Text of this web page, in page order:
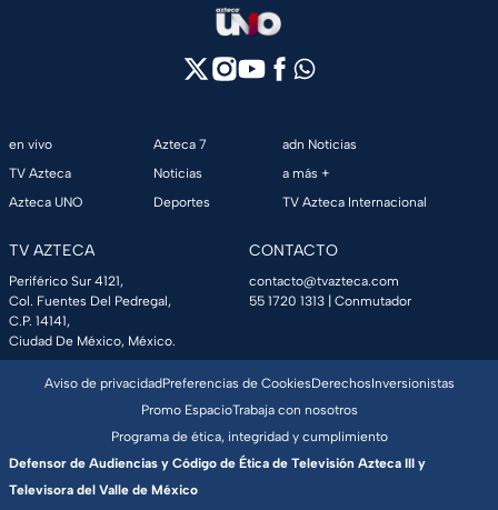
en vivo
TV Azteca
Azteca UNO
Azteca 7
Noticias
Deportes
adn Noticias
a más +
TV Azteca Internacional
TV AZTECA
Periférico Sur 4121,
Col. Fuentes Del Pedregal,
C.P. 14141,
Ciudad De México, México.
CONTACTO
contacto@tvazteca.com
55 1720 1313 | Conmutador
Aviso de privacidadPreferencias de CookiesDerechosInversionistas
Promo EspacioTrabaja con nosotros
Programa de ética, integridad y cumplimiento
Defensor de Audiencias y Código de Ética de Televisión Azteca III y
Televisora del Valle de México